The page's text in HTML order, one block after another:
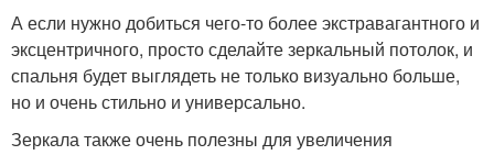
А если нужно добиться чего-то более экстравагантного и
эксцентричного, просто сделайте зеркальный потолок, и
спальня будет выглядеть не только визуально больше,
но и очень стильно и универсально.
Зеркала также очень полезны для увеличения